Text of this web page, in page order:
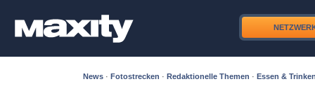
News · Fotostrecken · Redaktionelle Themen · Essen &